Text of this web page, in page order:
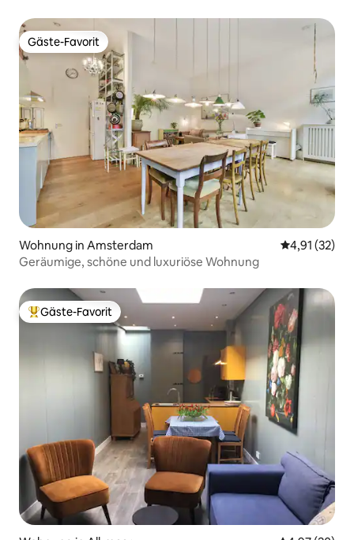
Gäste-Favorit
Gäste-Favorit
Wohnung in Amsterdam
4,91 (32)
Geräumige, schöne und luxuriöse Wohnung
Beliebter Gäste-Favorit.
Gäste-Favorit